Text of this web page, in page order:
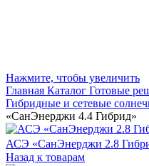
Нажмите, чтобы увеличить
Главная Каталог Готовые
Гибридные и сетевые
«СанЭнерджи 4.4 Гибрид»
АСЭ «СанЭнерджи 2.8
Назад к товарам